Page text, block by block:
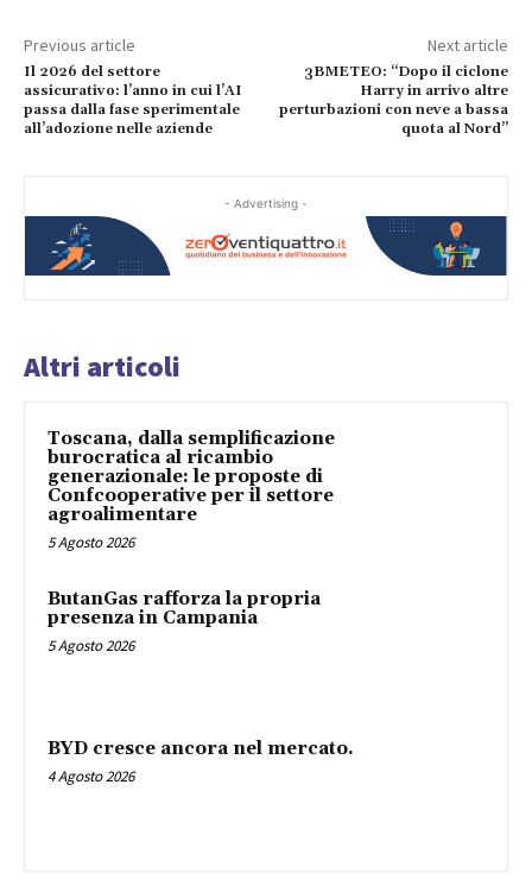
Previous article
Il 2026 del settore
assicurativo: l’anno in cui l’AI
passa dalla fase sperimentale
all’adozione nelle aziende
Next article
3BMETEO: “Dopo il ciclone
Harry in arrivo altre
perturbazioni con neve a bassa
quota al Nord”
- Advertising -
Altri articoli
Toscana, dalla semplificazione
burocratica al ricambio
generazionale: le proposte di
Confcooperative per il settore
agroalimentare
5 Agosto 2026
ButanGas rafforza la propria
presenza in Campania
5 Agosto 2026
BYD cresce ancora nel mercato.
4 Agosto 2026